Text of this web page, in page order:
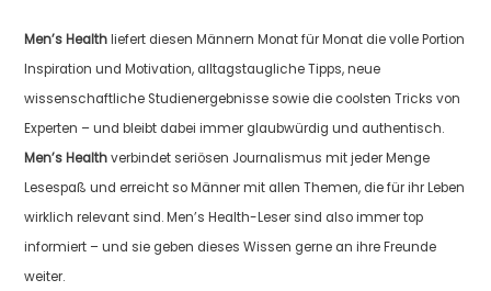
Men’s Healthliefert diesen Männern Monat für Monat die volle Portion
Inspiration und Motivation, alltagstaugliche Tipps, neue
wissenschaftliche Studienergebnisse sowie die coolsten Tricks von
Experten – und bleibt dabei immer glaubwürdig und authentisch.
Men’s Healthverbindet seriösen Journalismus mit jeder Menge
Lesespaß und erreicht so Männer mit allen Themen, die für ihr Leben
wirklich relevant sind. Men’s Health-Leser sind also immer top
informiert – und sie geben dieses Wissen gerne an ihre Freunde
weiter.